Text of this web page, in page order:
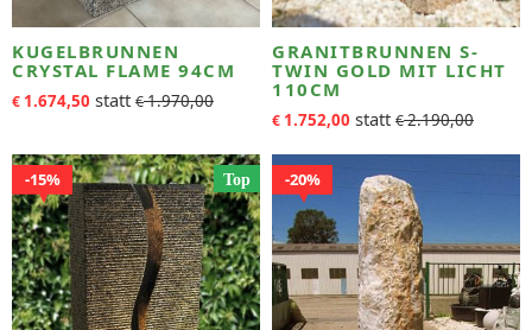
KUGELBRUNNEN
CRYSTAL FLAME 94CM
€ 1.674,50 €1.970,00
GRANITBRUNNEN S-
TWIN GOLD MIT LICHT
110CM
€ 1.752,00 €2.190,00
Top
15% 20%